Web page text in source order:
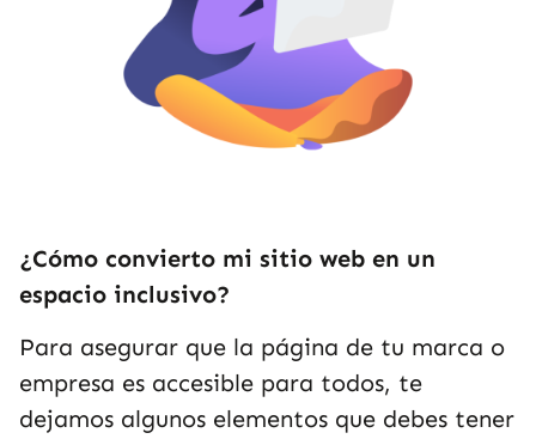
¿Cómo convierto mi sitio web en un
espacio inclusivo?
Para asegurar que la página de tu marca o
empresa es accesible para todos, te
dejamos algunos elementos que debes tener